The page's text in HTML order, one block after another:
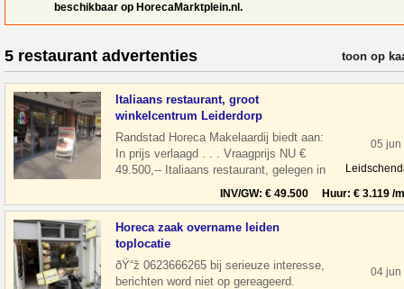
beschikbaar op HorecaMarktplein.nl.
5 restaurant advertenties verfijn
toon op
Italiaans restaurant, groot
winkelcentrum Leiderdorp
Randstad Horeca Makelaardij biedt aan:
In prijs verlaagd . . . Vraagprijs NU €
49.500,-- Italiaans restaurant, gelegen in
een groot winkelcentrum Wink
05 jun
INV/GW: € 49.500 Huur: € 3.119 /
Horeca zaak overname leiden
toplocatie
ðŸ“ž 0623666265 bij serieuze interesse,
berichten word niet op gereageerd.
04 jun